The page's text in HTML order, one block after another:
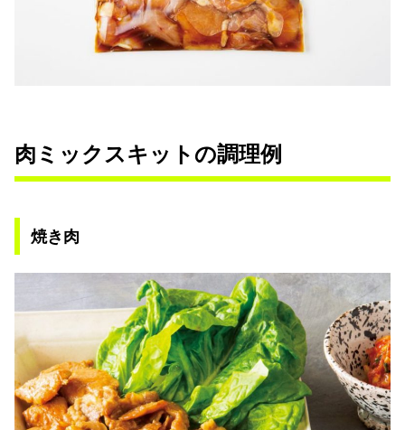
肉ミックスキットの調理例
焼き肉